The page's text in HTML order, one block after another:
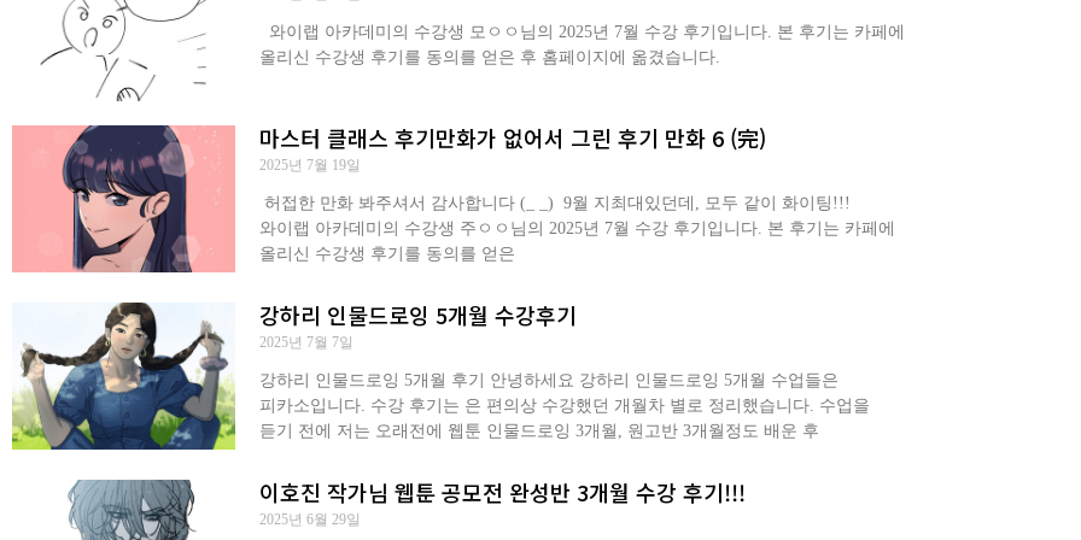
와이랩 아카데미의 수강생 모ㅇㅇ님의 2025년 7월 수강 후기입니다. 본 후기는 카페에
올리신 수강생 후기를 동의를 얻은 후 홈페이지에 옮겼습니다.
마스터 클래스 후기만화가 없어서 그린 후기 만화 6 (完)
2025년 7월 19일
​ 허접한 만화 봐주셔서 감사합니다 (_ _) ​ 9월 지최대있던데, 모두 같이 화이팅!!!
와이랩 아카데미의 수강생 주ㅇㅇ님의 2025년 7월 수강 후기입니다. 본 후기는 카페에
올리신 수강생 후기를 동의를 얻은
강하리 인물드로잉 5개월 수강후기
2025년 7월 7일
강하리 인물드로잉 5개월 후기 안녕하세요 강하리 인물드로잉 5개월 수업들은
피카소입니다. 수강 후기는 은 편의상 수강했던 개월차 별로 정리했습니다. 수업을
듣기 전에 저는 오래전에 웹툰 인물드로잉 3개월, 원고반 3개월정도 배운 후
이호진 작가님 웹툰 공모전 완성반 3개월 수강 후기!!!
2025년 6월 29일